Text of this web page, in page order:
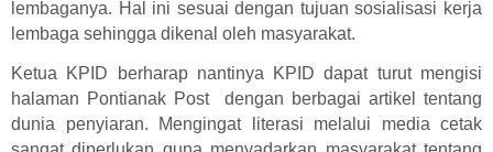
lembaganya. Hal ini sesuai dengan tujuan sosialisasi kerja
lembaga sehingga dikenal oleh masyarakat.
Ketua KPID berharap nantinya KPID dapat turut mengisi
halaman Pontianak Post dengan berbagai artikel tentang
dunia penyiaran. Mengingat literasi melalui media cetak